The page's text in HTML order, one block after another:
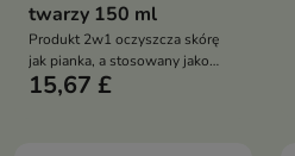
twarzy 150 ml
Produkt 2w1 oczyszcza skórę
jak pianka, a stosowany jako
ekspresowa maska pomaga
15,67 £